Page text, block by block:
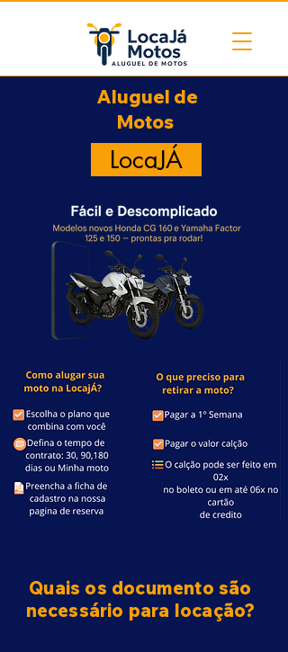
Aluguel de
Motos
LocaJÁ
Quais os documento são
necessário para locação?